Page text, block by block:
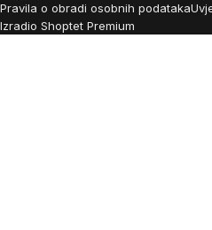
Pravila o obradi osobnih podataka
Izradio Shoptet Premium